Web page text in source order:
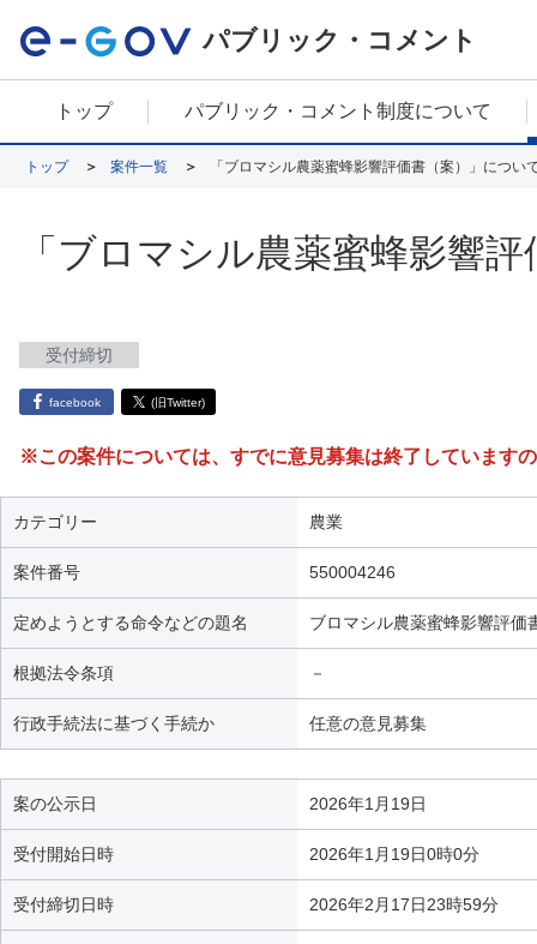
パブリック・コメント
トップ パブリック・コメント制度について
トップ 案件一覧 「ブロマシル農薬蜜蜂影響評価書（案）」につい
「ブロマシル農薬蜜蜂影響
受付締切
facebook (旧Twitter)
※この案件については、すでに意見募集は終了しています
カテゴリー 農業
案件番号 550004246
定めようとする命令などの題名 ブロマシル農薬蜜蜂影響評価
根拠法令条項 －
行政手続法に基づく手続か 任意の意見募集
案の公示日 2026年1月19日
受付開始日時 2026年1月19日0時0分
受付締切日時 2026年2月17日23時59分